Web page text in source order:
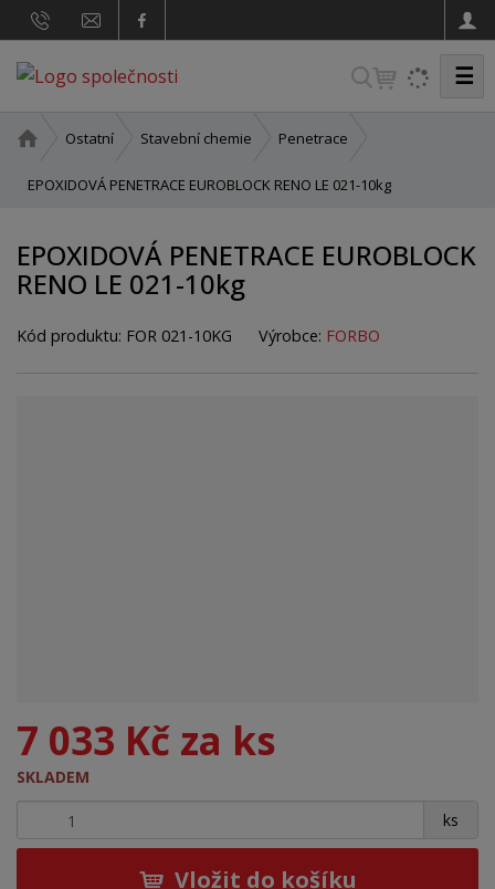
V
e
a
☰
o
í
s
r
Ostatní Stavební chemie Penetrace
EPOXIDOVÁ PENETRACE EUROBLOCK RENO LE 021-10kg
EPOXIDOVÁ PENETRACE EUROBLOCK
RENO LE 021-10kg
Kód produktu: FOR 021-10KG Výrobce: FORBO
7 033 Kč za ks
SKLADEM
ks
+-
Vložit do košíku